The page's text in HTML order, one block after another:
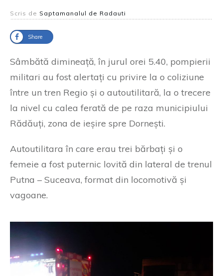
Scris de Saptamanalul de Radauti
Share
Sâmbătă dimineață, în jurul orei 5.40, pompierii
militari au fost alertați cu privire la o coliziune
între un tren Regio și o autoutilitară, la o trecere
la nivel cu calea ferată de pe raza municipiului
Rădăuți, zona de ieșire spre Dornești.
Autoutilitara în care erau trei bărbați și o
femeie a fost puternic lovită din lateral de trenul
Putna – Suceava, format din locomotivă și
vagoane.